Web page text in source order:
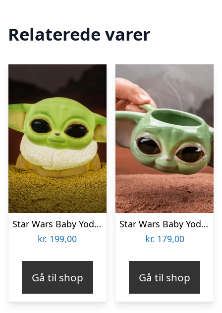
Relaterede varer
Star Wars Baby Yoda Lampe
kr. 199,00
Gå til shop
Star Wars Baby Yoda Krus
kr. 179,00
Gå til shop